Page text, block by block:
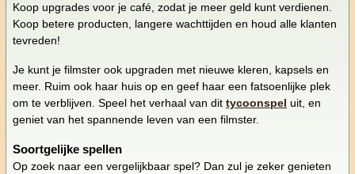
Koop upgrades voor je café, zodat je meer geld kunt verdienen.
Koop betere producten, langere wachttijden en houd alle klanten
tevreden!
Je kunt je filmster ook upgraden met nieuwe kleren, kapsels en
meer. Ruim ook haar huis op en geef haar een fatsoenlijke plek
om te verblijven. Speel het verhaal van dit tycoonspel uit, en
geniet van het spannende leven van een filmster.
Soortgelijke spellen
Op zoek naar een vergelijkbaar spel? Dan zul je zeker genieten